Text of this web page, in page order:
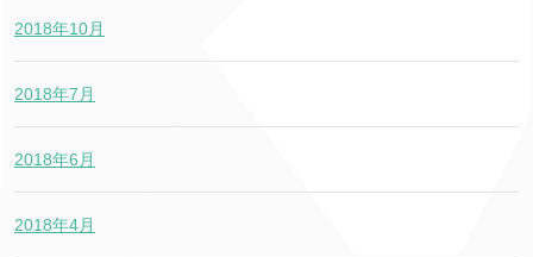
2018年10月
2018年7月
2018年6月
2018年4月